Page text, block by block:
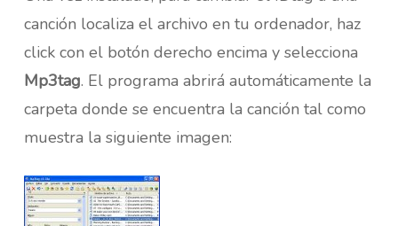
canción localiza el archivo en tu ordenador, haz
click con el botón derecho encima y selecciona
Mp3tag. El programa abrirá automáticamente la
carpeta donde se encuentra la canción tal como
muestra la siguiente imagen: